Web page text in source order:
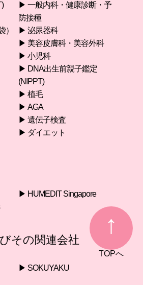
▶︎ 一般内科・健康診断・予
防接種
）
▶︎ 泌尿器科
▶︎ 美容皮膚科・美容外科
▶︎ 小児科
▶︎ DNA出生前親子鑑定
(NIPPT)
▶︎ 植毛
▶︎ AGA
▶︎ 遺伝子検査
▶︎ ダイエット
▶︎ HUMEDIT Singapore
その関連会社
▶︎ SOKUYAKU